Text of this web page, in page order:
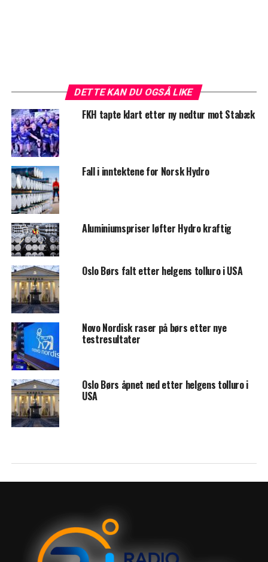
DETTE KAN DU OGSÅ LIKE
FKH tapte klart etter ny nedtur mot Stabæk
Fall i inntektene for Norsk Hydro
Aluminiumspriser løfter Hydro kraftig
Oslo Børs falt etter helgens tolluro i USA
Novo Nordisk raser på børs etter nye
testresultater
Oslo Børs åpnet ned etter helgens tolluro i
USA